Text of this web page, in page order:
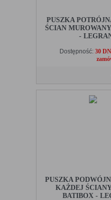
PUSZKA
ŚCIAN
-
Dostępność: 30
PUSZKA
KAŻDEJ
BATIBOX -